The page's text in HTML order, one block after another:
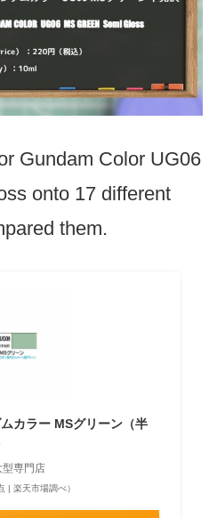
Gundam Color UG06
onto 17 different
them.
カラー MSグリーン（半
専門店
| 楽天市場調べ）